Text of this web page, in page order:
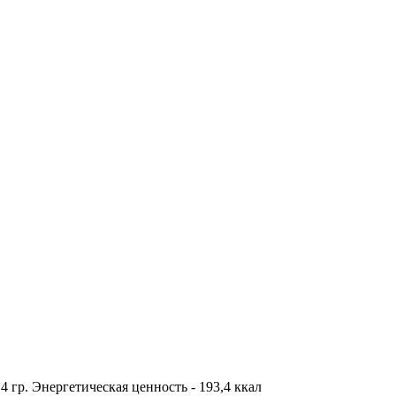
Энергетическая ценность - 193,4 ккал